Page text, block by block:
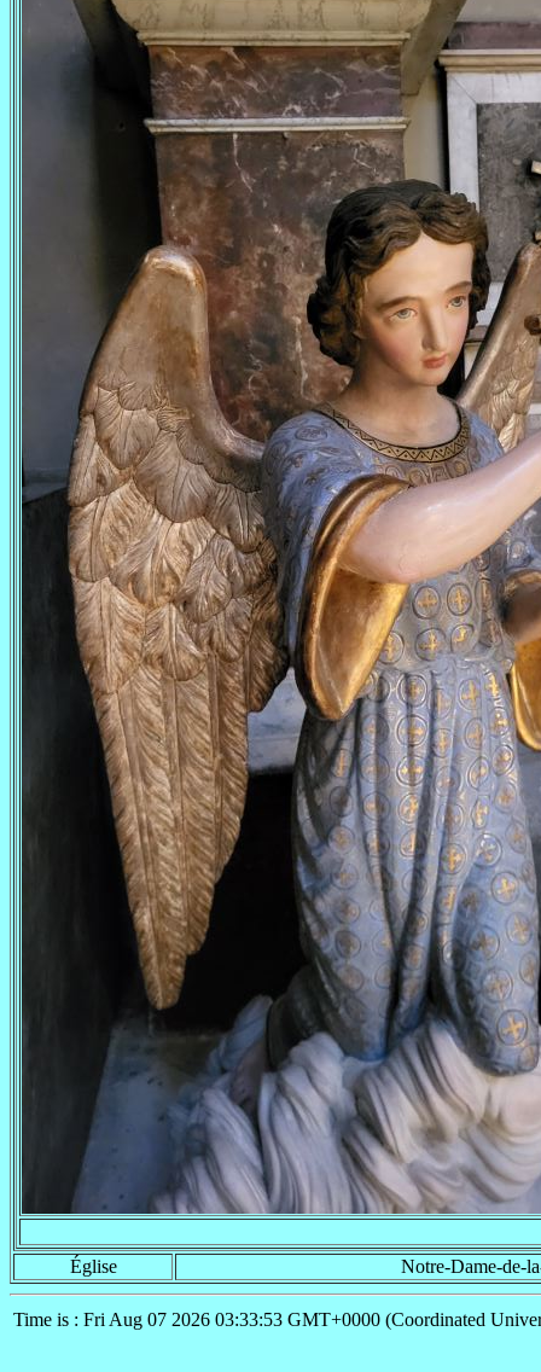
Église Notre-Dame-de-
Time is : Fri Aug 07 2026 03:33:53 GMT+0000 (Coordinated